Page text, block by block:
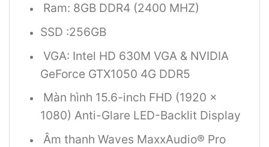
Ram: 8GB DDR4 (2400 MHZ)
SSD :256GB
VGA: Intel HD 630M VGA & NVIDIA
GeForce GTX1050 4G DDR5
Màn hình 15.6-inch FHD (1920 x
1080) Anti-Glare LED-Backlit Display
Âm thanh Waves MaxxAudio® Pro